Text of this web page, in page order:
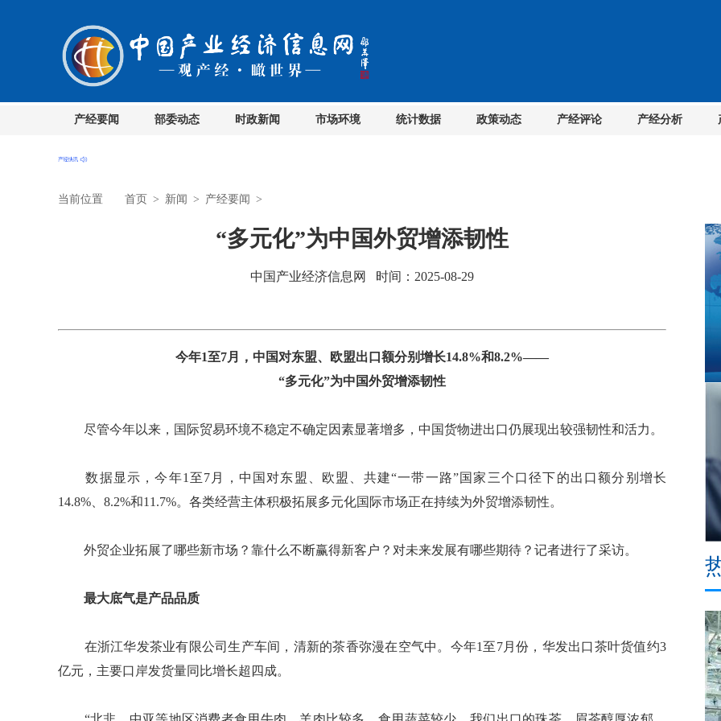
产经要闻 部委动态 时政新闻 市场环境 统计数据 政策动态 产经评论 产经分析
当前位置 首页 > 新闻 > 产经要闻 >
“多元化”为中国外贸增添韧性
中国产业经济信息网 时间：2025-08-29
今年1至7月，中国对东盟、欧盟出口额分别增长14.8%和8.2%——
“多元化”为中国外贸增添韧性
尽管今年以来，国际贸易环境不稳定不确定因素显著增多，中国货物进出口仍展现出较强韧性和活力。
数据显示，今年1至7月，中国对东盟、欧盟、共建“一带一路”国家三个口径下的出口额分别增长
14.8%、8.2%和11.7%。各类经营主体积极拓展多元化国际市场正在持续为外贸增添韧性。
外贸企业拓展了哪些新市场？靠什么不断赢得新客户？对未来发展有哪些期待？记者进行了采访。
最大底气是产品品质
在浙江华发茶业有限公司生产车间，清新的茶香弥漫在空气中。今年1至7月份，华发出口茶叶货值约3
亿元，主要口岸发货量同比增长超四成。